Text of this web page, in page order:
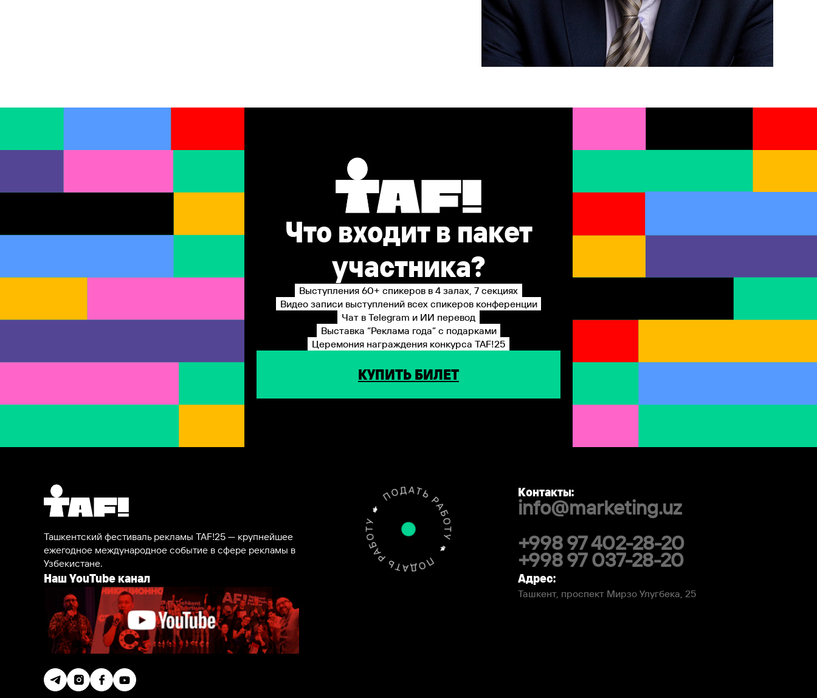
Что входит в пакет
участника?
Выступления 60+ спикеров в 4 залах, 7 секциях
Видео записи выступлений всех спикеров конференции
Чат в Telegram и ИИ перевод
Выставка “Реклама года” с подарками
Церемония награждения конкурса TAF!25
КУПИТЬ БИЛЕТ
Ташкентский фестиваль рекламы TAF!25 — крупнейшее
ежегодное международное событие в сфере рекламы в
Узбекистане.
Наш YouTube канал
Контакты:
info@marketing.uz
+998 97 402-28-20
+998 97 037-28-20
Адрес:
Ташкент, проспект Мирзо Улугбека, 25